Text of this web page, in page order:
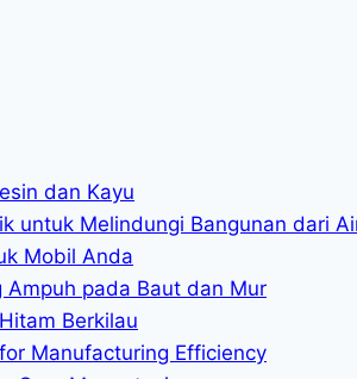
dan Kayu
untuk Melindungi Bangunan dari
Mobil Anda
pada Baut dan Mur
Berkilau
Manufacturing Efficiency